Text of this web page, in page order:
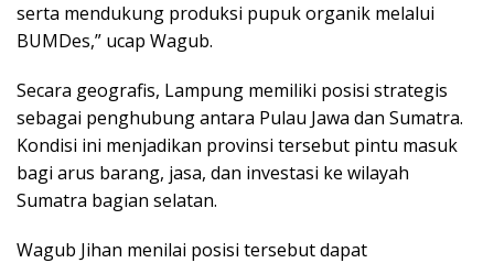
serta mendukung produksi pupuk organik melalui
BUMDes,” ucap Wagub.
Secara geografis, Lampung memiliki posisi strategis
sebagai penghubung antara Pulau Jawa dan Sumatra.
Kondisi ini menjadikan provinsi tersebut pintu masuk
bagi arus barang, jasa, dan investasi ke wilayah
Sumatra bagian selatan.
Wagub Jihan menilai posisi tersebut dapat